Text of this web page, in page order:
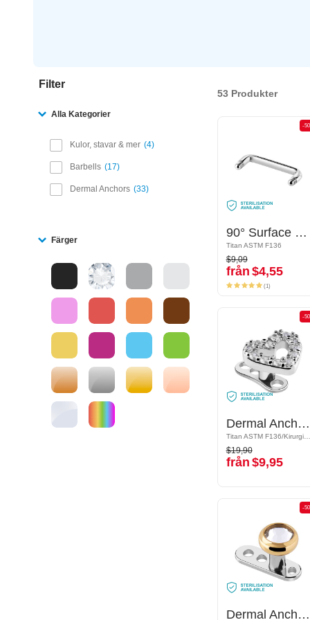
Filter
Alla Kategorier
Kulor, stavar & mer 4
Barbells 17
Dermal Anchors 33
Färger
53 Produkter
-50%
90° Surface Bar
Titan ASTM F136
$9,09
från$4,55
-
90° Surface Bar
Titan ASTM F136
$9,09
från $4,55
(1)
-50%
Dermal Anchor (titanium, shiny finish) med hjärtesmycke och kristallstenar
Titan ASTM F136/Kirurgiskt stål 316L/Överdragen mässing
$19,90
från$9,95
-
Dermal Anchor (titanium, shiny finish) med hjärtesmycke och kristallstenar
Titan ASTM F136/Kirurgiskt stål 316L/Överdragen mässing
$19,90
från $9,95
-50%
Dermal Anchor (titanium, shiny finish) med kristallsten
-
Dermal Anchor (titanium, shiny finish) med kristallsten